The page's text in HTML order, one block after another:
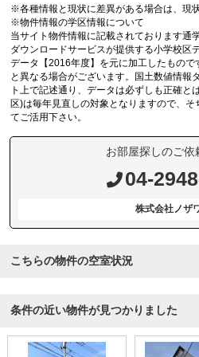
※各種情報と現状に差異がある場合は、現
※物件情報の学区情報について
当サイト物件情報に記載されております通
ダウンロードサービスが提供する小学校区
データ【2016年度】を元に加工したもの
と異なる場合がございます。国土数値情報
ト上で記述通り、データは必ずしも正確と
区)は毎年見直しの対象となりますので、
てご活用下さい。
お部屋探しのご依
04-
株式会社ノザ
こちらの物件の空室状況
条件の近い物件が見つかりました